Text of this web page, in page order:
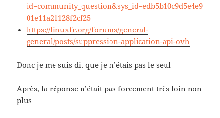
id=community_question&sys_id=edb5b10c9d5e4e9
01e11a21128f2cf25
https://linuxfr.org/forums/general-
general/posts/suppression-application-api-ovh
Donc je me suis dit que je n’étais pas le seul
Après, la réponse n’était pas forcement très loin non
plus